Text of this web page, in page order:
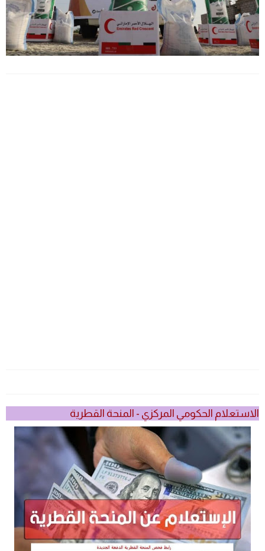
الاستعلام الحكومي المركزي - المنحة القطرية